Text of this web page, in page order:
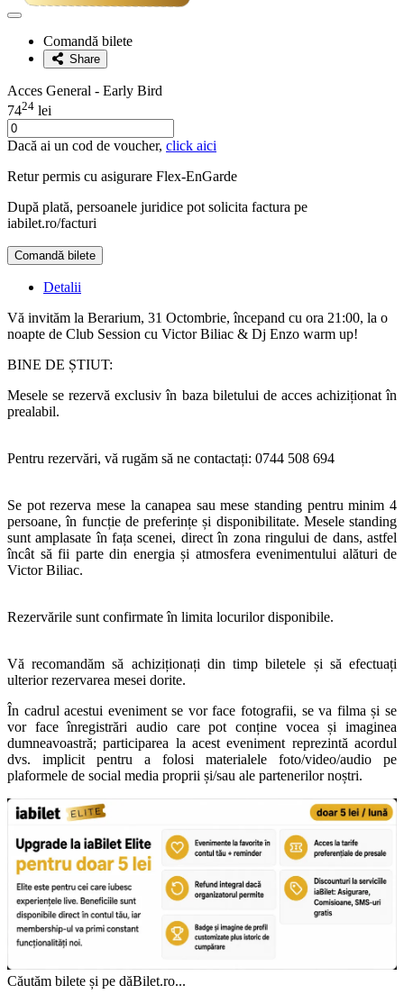
Adaugă
favoriteComandă bilete
Share
Acces General - Early Bird
7424 lei
Dacă ai un cod de voucher, click aici
Retur permis cu asigurare Flex-EnGarde
După plată, persoanele juridice pot solicita factura pe
iabilet.ro/facturi
Comandă bilete
Detalii
Vă invităm la Berarium, 31 Octombrie, începand cu ora 21:00, la o
noapte de Club Session cu Victor Biliac & Dj Enzo warm up!
BINE DE ȘTIUT:
Mesele se rezervă exclusiv în baza biletului de acces achiziționat în
prealabil.
Pentru rezervări, vă rugăm să ne contactați: 0744 508 694
Se pot rezerva mese la canapea sau mese standing pentru minim 4
persoane, în funcție de preferințe și disponibilitate. Mesele standing
sunt amplasate în fața scenei, direct în zona ringului de dans, astfel
încât să fii parte din energia și atmosfera evenimentului alături de
Victor Biliac.
Rezervările sunt confirmate în limita locurilor disponibile.
Vă recomandăm să achiziționați din timp biletele și să efectuați
ulterior rezervarea mesei dorite.
În cadrul acestui eveniment se vor face fotografii, se va filma și se
vor face înregistrări audio care pot conține vocea și imaginea
dumneavoastră; participarea la acest eveniment reprezintă acordul
dvs. implicit pentru a folosi materialele foto/video/audio pe
plaformele de social media proprii și/sau ale partenerilor noștri.
Căutăm bilete și pe dăBilet.ro...